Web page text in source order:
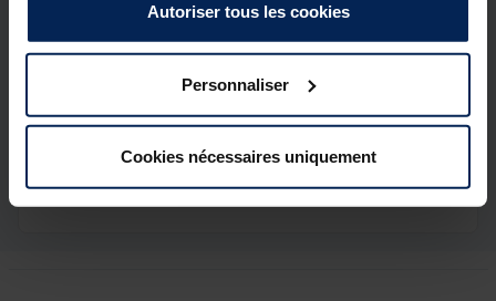
Autoriser tous les cookies
Personnaliser
Cookies nécessaires uniquement
Spécifications
Réf.
200093-2
Marque
MACK2